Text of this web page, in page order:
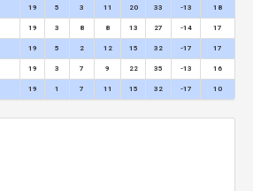
19 5 3 11 20 33 -13 18
19 3 8 8 13 27 -14 17
19 5 2 12 15 32 -17 17
19 3 7 9 22 35 -13 16
19 1 7 11 15 32 -17 10